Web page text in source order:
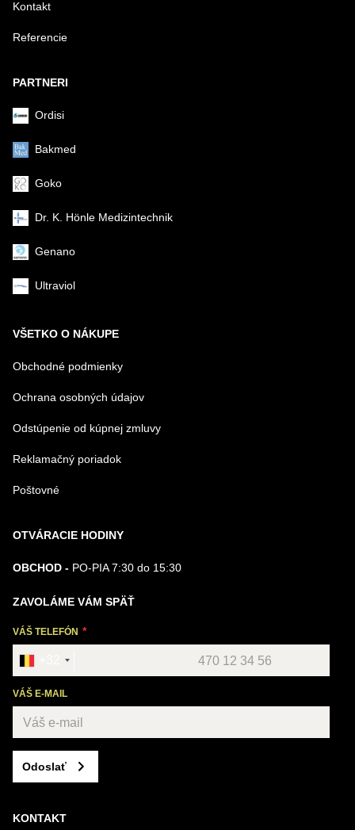
Kontakt
Referencie
PARTNERI
Ordisi
Bakmed
Goko
Dr. K. Hönle Medizintechnik
Genano
Ultraviol
VŠETKO O NÁKUPE
Obchodné podmienky
Ochrana osobných údajov
Odstúpenie od kúpnej zmluvy
Reklamačný poriadok
Poštovné
OTVÁRACIE HODINY
OBCHOD - PO-PIA 7:30 do 15:30
ZAVOLÁME VÁM SPÄŤ
VÁŠ TELEFÓN
VÁŠ E-MAIL
Odoslať
KONTAKT